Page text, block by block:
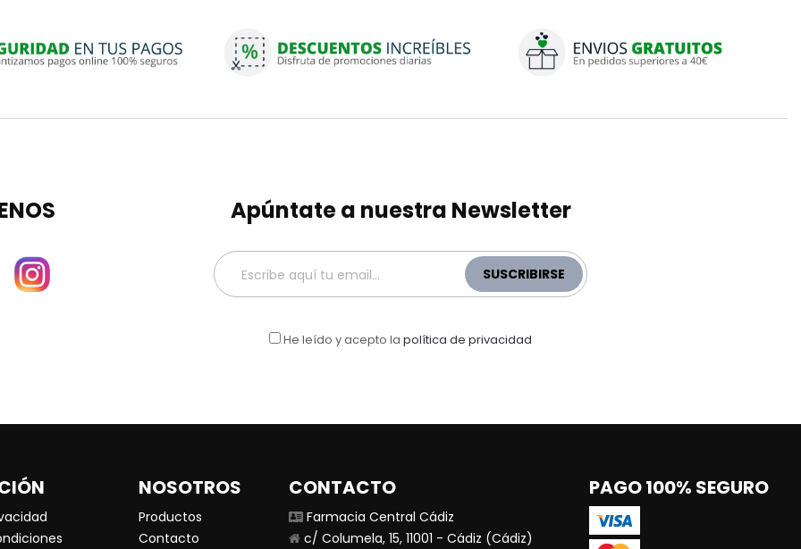
Apúntate a nuestra Newsletter
SUSCRIBIRSE
He leído y acepto la política de privacidad
NOSOTROS
Productos
Contacto
CONTACTO
Farmacia Central Cádiz
c/ Columela, 15, 11001 - Cádiz (Cádiz)
PAGO 100% SEGURO